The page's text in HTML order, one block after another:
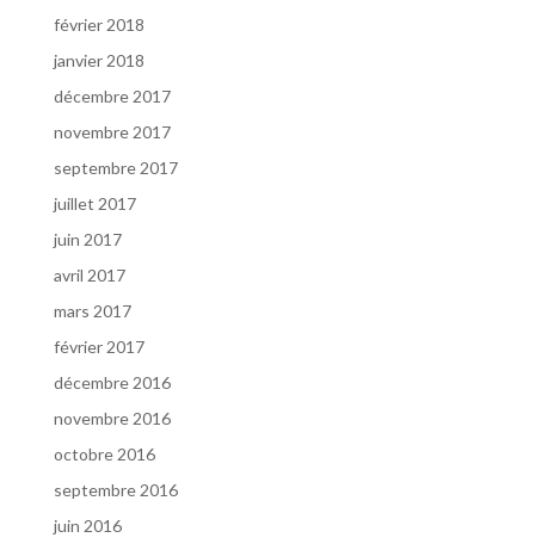
février 2018
janvier 2018
décembre 2017
novembre 2017
septembre 2017
juillet 2017
juin 2017
avril 2017
mars 2017
février 2017
décembre 2016
novembre 2016
octobre 2016
septembre 2016
juin 2016